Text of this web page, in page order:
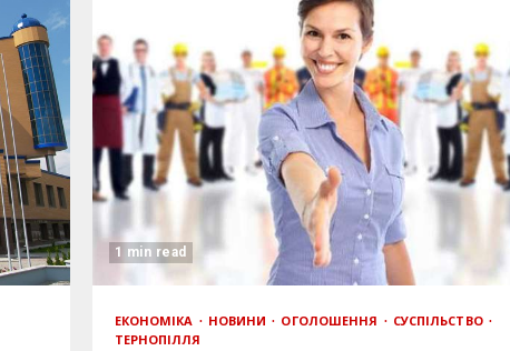
1 min read
ЕКОНОМІКА НОВИНИ ОГОЛОШЕННЯ
СУСПІЛЬСТВО
ТЕРНОПІЛЛЯ